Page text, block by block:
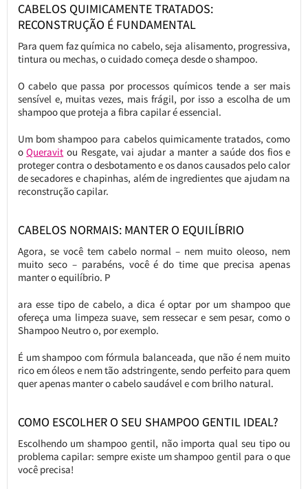
CABELOS QUIMICAMENTE TRATADOS:
RECONSTRUÇÃO É FUNDAMENTAL
Para quem faz química no cabelo, seja alisamento, progressiva,
tintura ou mechas, o cuidado começa desde o shampoo.
O cabelo que passa por processos químicos tende a ser mais
sensível e, muitas vezes, mais frágil, por isso a escolha de um
shampoo que proteja a fibra capilar é essencial.
Um bom shampoo para cabelos quimicamente tratados, como
oQueravit ou Resgate, vai ajudar a manter a saúde dos fios e
proteger contra o desbotamento e os danos causados pelo calor
de secadores e chapinhas, além de ingredientes que ajudam na
reconstrução capilar.
CABELOS NORMAIS: MANTER O EQUILÍBRIO
Agora, se você tem cabelo normal – nem muito oleoso, nem
muito seco – parabéns, você é do time que precisa apenas
manter o equilíbrio. P
ara esse tipo de cabelo, a dica é optar por um shampoo que
ofereça uma limpeza suave, sem ressecar e sem pesar, como o
Shampoo Neutro o, por exemplo.
É um shampoo com fórmula balanceada, que não é nem muito
rico em óleos e nem tão adstringente, sendo perfeito para quem
quer apenas manter o cabelo saudável e com brilho natural.
COMO ESCOLHER O SEU SHAMPOO GENTIL IDEAL?
Escolhendo um shampoo gentil, não importa qual seu tipo ou
problema capilar: sempre existe um shampoo gentil para o que
você precisa!